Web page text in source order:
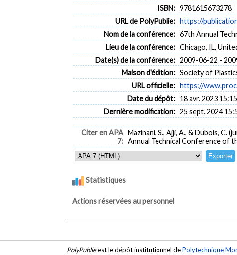
ISBN: 9781615673278
URL de PolyPublie: https://
Nom de la conférence: 67th Annual
Lieu de la conférence: Chicago, IL,
Date(s) de la conférence: 2009-06-22 -
Maison d'édition: Society of
URL officielle: https://
Date du dépôt: 18 avr. 2023 15:15
Dernière modification: 25 sept. 2024
Citer en APA
7:
Mazinani, S., Ajji, A., & Dubois, C.
Annual Technical Conference of
Statistiques
Actions réservées au personnel
PolyPublieest le dépôt institutionnel dePolytechnique